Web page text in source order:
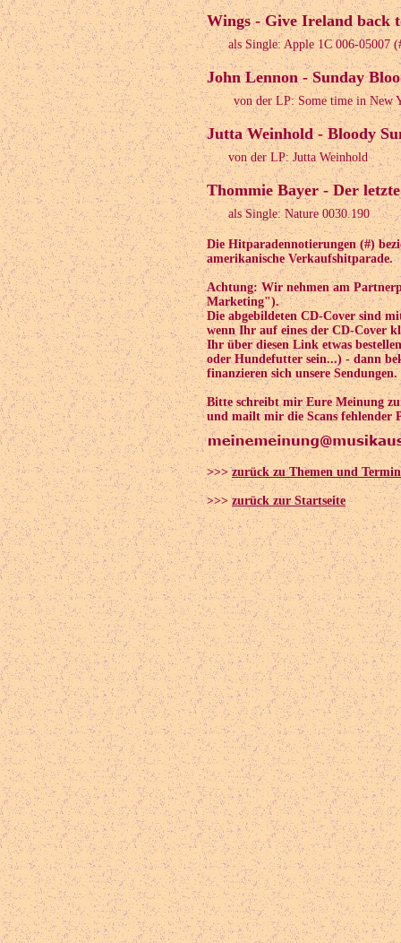
Wings - Give Ireland back
als Single: Apple 1C 006-05007
John Lennon - Sunday
von der LP: Some time in New
Jutta Weinhold - Bloody
von der LP: Jutta Weinhold
Thommie Bayer - Der
als Single: Nature 0030.190
Die Hitparadennotierungen (#)
amerikanische Verkaufshitparade.
Achtung: Wir nehmen am
Marketing").
Die abgebildeten CD-Cover sind
wenn Ihr auf eines der CD-Cover
Ihr über diesen Link etwas
oder Hundefutter sein...) - dann
finanzieren sich unsere
Bitte schreibt mir Eure Meinung
und mailt mir die Scans fehlender
>>>zurück zu Themen und
>>>zurück zur Startseite